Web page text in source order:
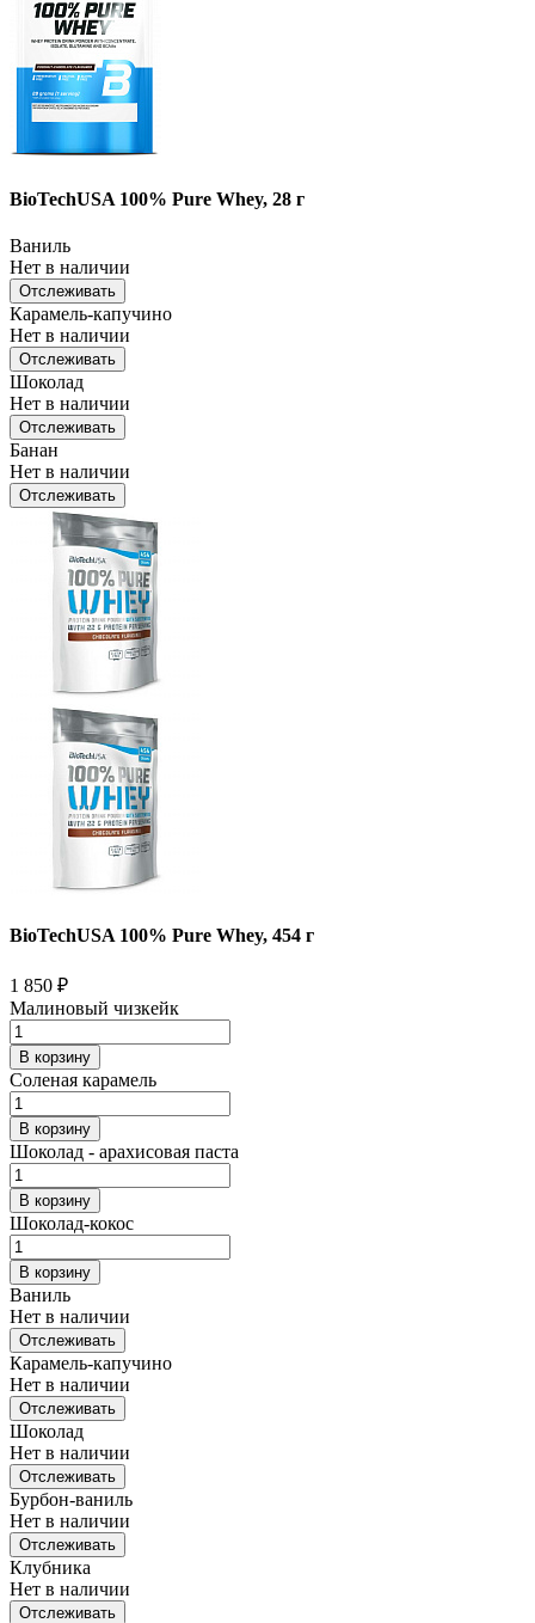
BioTechUSA 100% Pure Whey, 28 г
Ваниль
Нет в наличии
Отслеживать
Карамель-капучино
Нет в наличии
Отслеживать
Шоколад
Нет в наличии
Отслеживать
Банан
Нет в наличии
Отслеживать
BioTechUSA 100% Pure Whey, 454 г
1 850 ₽
Малиновый чизкейк
В корзину
Соленая карамель
В корзину
Шоколад - арахисовая паста
В корзину
Шоколад-кокос
В корзину
Ваниль
Нет в наличии
Отслеживать
Карамель-капучино
Нет в наличии
Отслеживать
Шоколад
Нет в наличии
Отслеживать
Бурбон-ваниль
Нет в наличии
Отслеживать
Клубника
Нет в наличии
Отслеживать